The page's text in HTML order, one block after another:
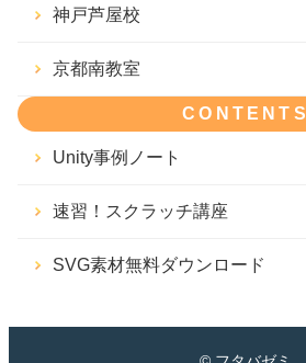
神戸芦屋校
京都南教室
CONTENTS
Unity事例ノート
速習！スクラッチ講座
SVG素材無料ダウンロード